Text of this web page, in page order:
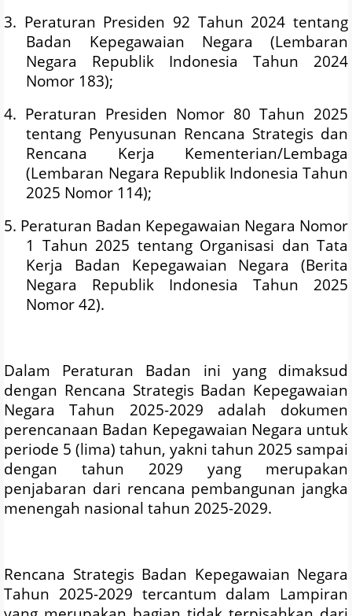
3. Peraturan Presiden 92 Tahun 2024 tentang
Badan Kepegawaian Negara (Lembaran
Negara Republik Indonesia Tahun 2024
Nomor 183);
4. Peraturan Presiden Nomor 80 Tahun 2025
tentang Penyusunan Rencana Strategis dan
Rencana Kerja Kementerian/Lembaga
(Lembaran Negara Republik Indonesia Tahun
2025 Nomor 114);
5. Peraturan Badan Kepegawaian Negara Nomor
1 Tahun 2025 tentang Organisasi dan Tata
Kerja Badan Kepegawaian Negara (Berita
Negara Republik Indonesia Tahun 2025
Nomor 42).
Dalam Peraturan Badan ini yang dimaksud
dengan Rencana Strategis Badan Kepegawaian
Negara Tahun 2025-2029 adalah dokumen
perencanaan Badan Kepegawaian Negara untuk
periode 5 (lima) tahun, yakni tahun 2025 sampai
dengan tahun 2029 yang merupakan
penjabaran dari rencana pembangunan jangka
menengah nasional tahun 2025-2029.
Rencana Strategis Badan Kepegawaian Negara
Tahun 2025-2029 tercantum dalam Lampiran